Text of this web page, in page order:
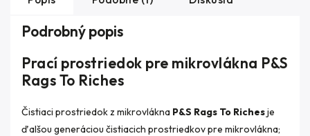
Podrobný popis
Prací prostriedok pre mikrovlákna P&S
Rags To Riches
Čistiaci prostriedok z mikrovlákna P&S Rags To Richesje
ďalšou generáciou čistiacich prostriedkov pre mikrovlákna;